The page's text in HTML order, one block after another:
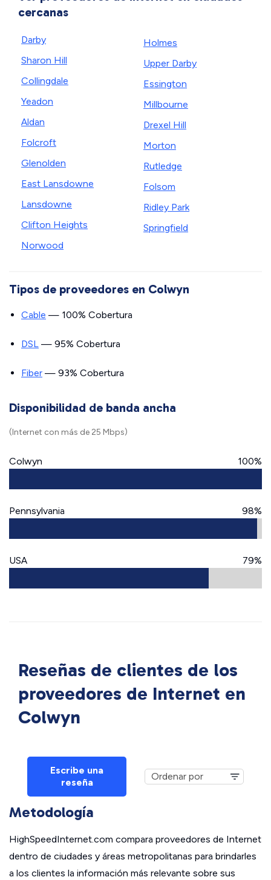
cercanas
Darby
Sharon Hill
Collingdale
Yeadon
Aldan
Folcroft
Glenolden
East Lansdowne
Lansdowne
Clifton Heights
Norwood
Holmes
Upper Darby
Essington
Millbourne
Drexel Hill
Morton
Rutledge
Folsom
Ridley Park
Springfield
Tipos de proveedores en Colwyn
Cable — 100% Cobertura
DSL — 95% Cobertura
Fiber — 93% Cobertura
Disponibilidad de banda ancha
(Internet con más de 25 Mbps)
Colwyn 100%
Pennsylvania 98%
USA 79%
Reseñas de clientes de los
proveedores de Internet en
Colwyn
Escribe una
reseña
Metodología
HighSpeedInternet.com compara proveedores de Internet
dentro de ciudades y áreas metropolitanas para brindarles
a los clientes la información más relevante sobre sus